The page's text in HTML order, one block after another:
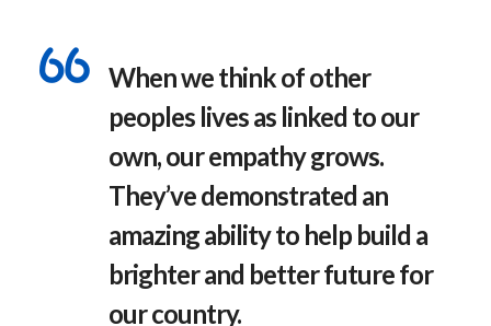
When we think of other
peoples lives as linked to our
own, our empathy grows.
They’ve demonstrated an
amazing ability to help build a
brighter and better future for
our country.